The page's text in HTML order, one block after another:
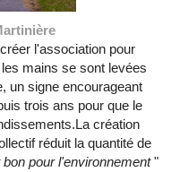
l'association pour
mains se sont levées
un signe encourageant
trois ans pour que le
création
réduit la quantité de
pour l'environnement"